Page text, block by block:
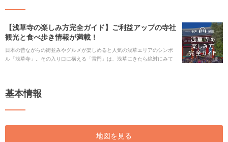
【浅草寺の楽しみ方完全ガイド】ご利益アップの寺社
観光と食べ歩き情報が満載！
日本の昔ながらの街並みやグルメが楽しめると人気の浅草エリアのシンボ
ル「浅草寺」。その入り口に構える「雷門」は、浅草にきたら絶対にみて
[spotify:id:7hZFgpcwkvj2k3eqLl4ezO] [keyword_link:浅草寺の御朱
じ|https://haveagood.holiday/articles/1131] [keyword_link:浅草寺のアクセ
り|https://haveagood.holiday/articles/1132] [keyword_link:浅草寺の初
詣|https://haveagood.holiday/articles/1144] [keyword_link:仲見世・雷
基本情報
地図を見る